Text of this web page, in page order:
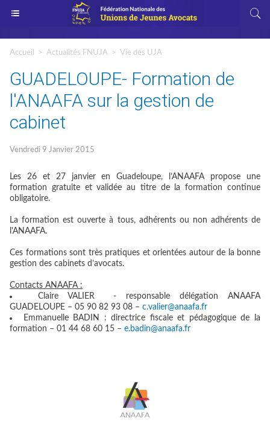
Accueil > Actualités FNUJA > Vie des UJA
GUADELOUPE- Formation de
l'ANAAFA sur la gestion de
cabinet
Vendredi 9 Janvier 2015
Les 26 et 27 janvier en Guadeloupe, l’ANAAFA propose une
formation gratuite et validée au titre de la formation continue
obligatoire.
La formation est ouverte à tous, adhérents ou non adhérents de
l'ANAAFA.
Ces formations sont très pratiques et orientées autour de la bonne
gestion des cabinets d’avocats.
Contacts ANAAFA :
Claire VALIER - responsable délégation ANAAFA
GUADELOUPE – 05 90 82 93 08 – c.valier@anaafa.fr
Emmanuelle BADIN : directrice fiscale et pédagogique de la
formation – 01 44 68 60 15 – e.badin@anaafa.fr